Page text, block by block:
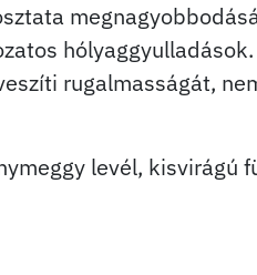
rugalmasságát,
levél, kisvirágú